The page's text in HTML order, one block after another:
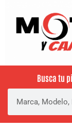
Busca tu